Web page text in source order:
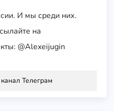
И мы среди них.
на
@Alexeijugin
Телеграм